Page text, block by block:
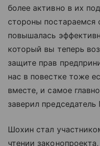
более активно в их
стороны постараемся
повышалась
который вы теперь
защите прав
нас в повестке тоже
вместе, и самое
заверил председатель
Шохин стал
чтении